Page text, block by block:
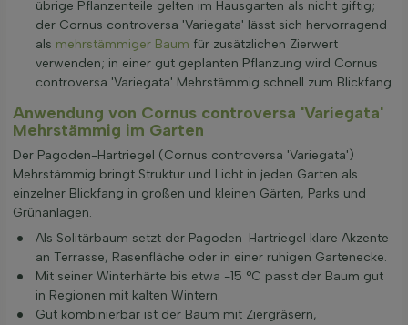
übrige Pflanzenteile gelten im Hausgarten als nicht giftig;
der Cornus controversa 'Variegata' lässt sich hervorragend
als mehrstämmiger Baum für zusätzlichen Zierwert
verwenden; in einer gut geplanten Pflanzung wird Cornus
controversa 'Variegata' Mehrstämmig schnell zum Blickfang.
Anwendung von Cornus controversa 'Variegata'
Mehrstämmig im Garten
Der Pagoden-Hartriegel (Cornus controversa 'Variegata')
Mehrstämmig bringt Struktur und Licht in jeden Garten als
einzelner Blickfang in großen und kleinen Gärten, Parks und
Grünanlagen.
Als Solitärbaum setzt der Pagoden-Hartriegel klare Akzente
an Terrasse, Rasenfläche oder in einer ruhigen Gartenecke.
Mit seiner Winterhärte bis etwa -15 °C passt der Baum gut
in Regionen mit kalten Wintern.
Gut kombinierbar ist der Baum mit Ziergräsern,